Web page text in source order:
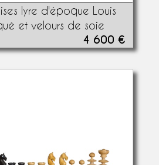
lyre d'époque Louis
et velours de soie
4 600 €